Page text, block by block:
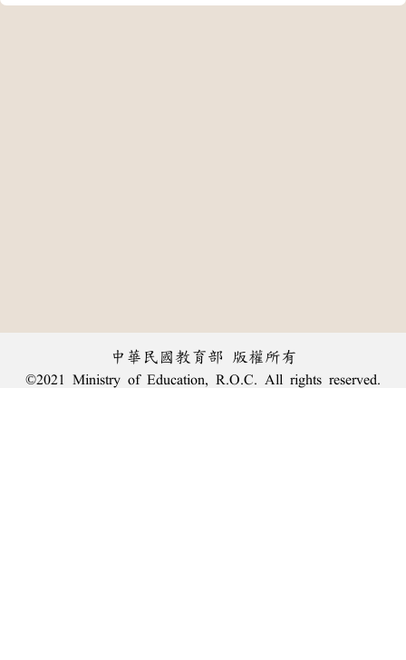
中華民國教育部 版權所有
©2021 Ministry of Education, R.O.C. All rights reserved.